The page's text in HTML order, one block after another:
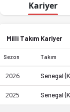
Kariyer
Milli Takım Kariyer
Sezon Takım
2026 Senegal
2025 Senegal